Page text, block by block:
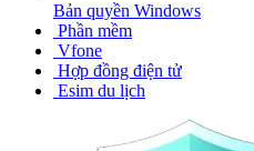
Bản quyền Windows
Phần mềm
Vfone
Hợp đồng điện tử
Esim du lịch